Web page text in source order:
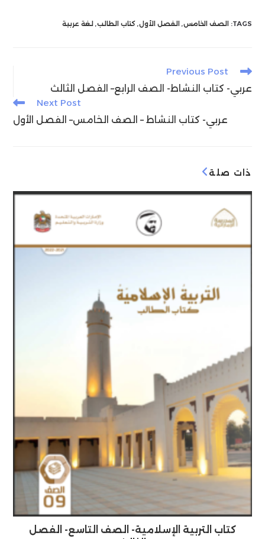
c
b
o
k
itt
ai
at
p
k
n
e
m
ss
g
er
ر
TAGS: الصف الخامس, الفصل الأول, كتاب الطالب, لغة عربية
Read
articles
Previous Post
عربي- كتاب النشاط- الصف الرابع– الفصل الثالث
Next Post
عربي- كتاب النشاط – الصف الخامس– الفصل الأول
ذات صلة
كتاب التربية الإسلامية- الصف التاسع- الفصل